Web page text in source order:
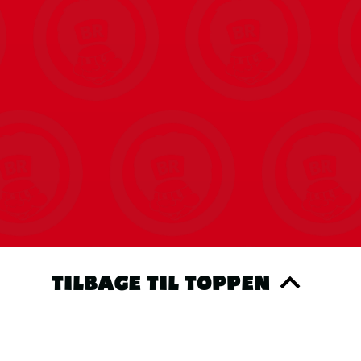
TILBAGE TIL TOPPEN